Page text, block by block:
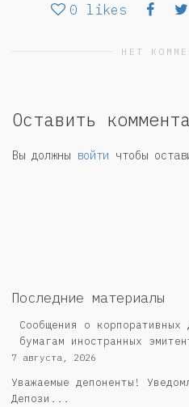
0 likes
НЕТ
Оставить
Вы должны войти чтобы
Последние материалы
Сообщения о корпоративных
бумагам иностранных
7 августа, 2026
Уважаемые депоненты!
Депози...